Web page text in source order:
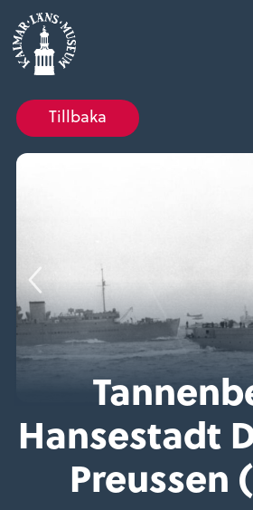
Tillbaka
Hansestadt
Preussen